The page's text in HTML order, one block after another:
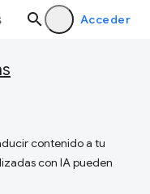
Acceder
contenido a tu
con IA pueden